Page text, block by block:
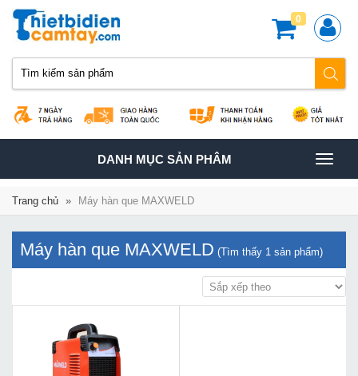
0
TOGGLE
NAVIGATION
DANH MỤC SẢN PHÂM
Trang chủ » Máy hàn que MAXWELD
Máy hàn que MAXWELD (Tìm thấy 1 sản phẩm)